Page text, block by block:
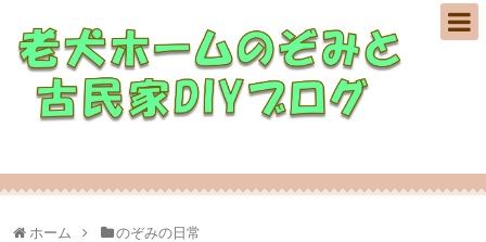
ホーム のぞみの日常